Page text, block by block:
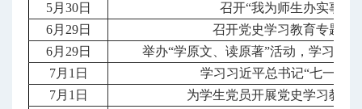
5月30日
召开“我为师生办实事”
6月29日
召开党史学习教育专题研
6月29日
举办“学原文、读原著”活动，学习《
7月1日
学习习近平总书记“七一”重
7月1日
为学生党员开展党史学习教育